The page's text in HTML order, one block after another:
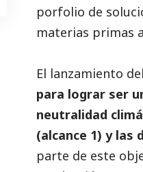
porfolio de
materias primas
El lanzamiento
para lograr ser
neutralidad
(alcance 1) y las
parte de este